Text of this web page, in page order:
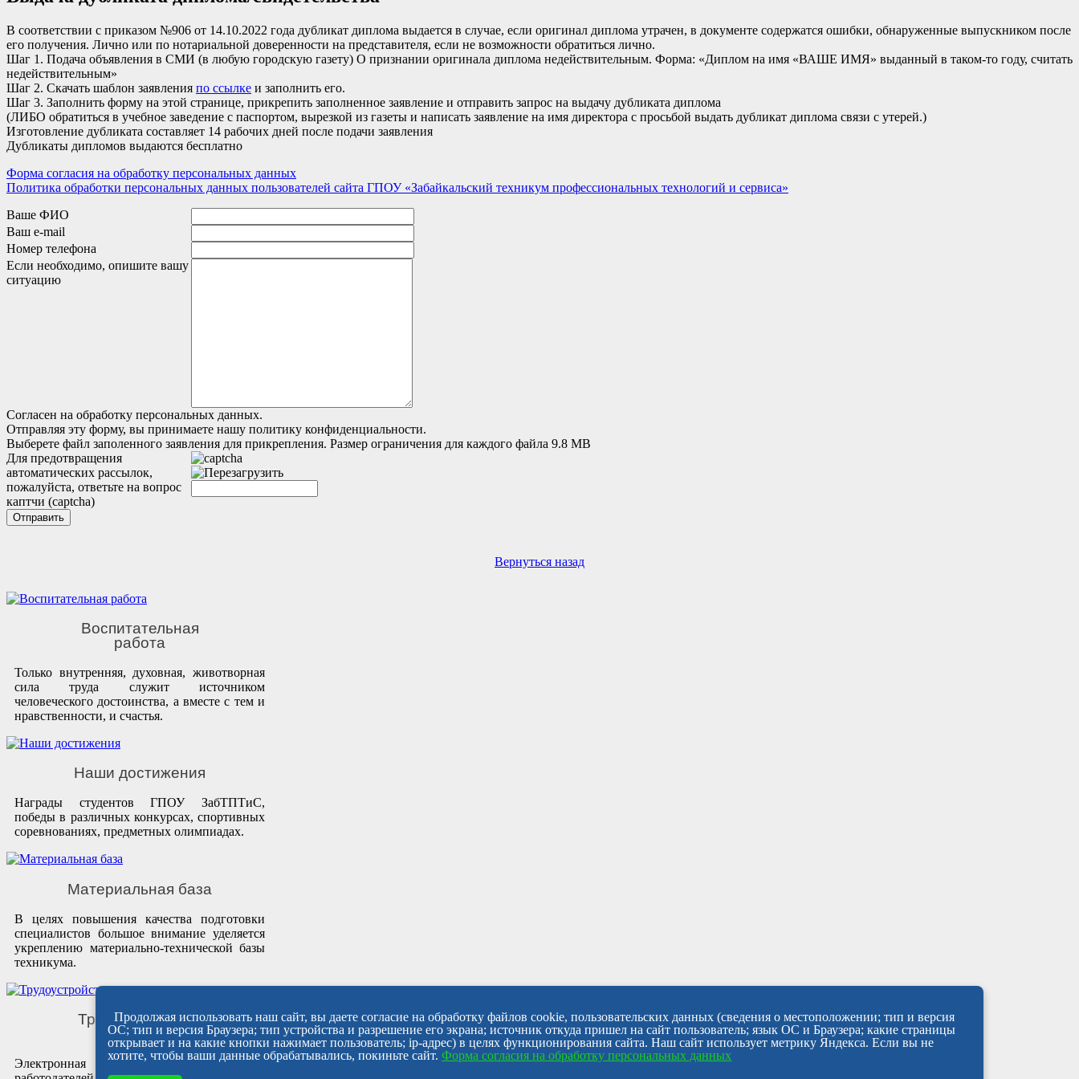
В соответствии с приказом №906 от 14.10.2022 года дубликат диплома выдается в случае, если оригинал диплома утрачен, в документе содержатся ошибки, обнаруженные выпускником после
его получения. Лично или по нотариальной доверенности на представителя, если не возможности обратиться лично.
Шаг 1. Подача объявления в СМИ (в любую городскую газету) О признании оригинала диплома недействительным. Форма: «Диплом на имя «ВАШЕ ИМЯ» выданный в таком-то году, считать
недействительным»
Шаг 2. Скачать шаблон заявления по ссылке и заполнить его.
Шаг 3. Заполнить форму на этой странице, прикрепить заполненное заявление и отправить запрос на выдачу дубликата диплома
(ЛИБО обратиться в учебное заведение с паспортом, вырезкой из газеты и написать заявление на имя директора с просьбой выдать дубликат диплома связи с утерей.)
Изготовление дубликата составляет 14 рабочих дней после подачи заявления
Дубликаты дипломов выдаются бесплатно
Форма согласия на обработку персональных данных
Политика обработки персональных данных пользователей сайта ГПОУ «Забайкальский техникум профессиональных технологий и сервиса»
Ваше ФИО
Ваш e-mail
Номер телефона
Если необходимо, опишите вашу
ситуацию
Согласен на обработку персональных данных.
Отправляя эту форму, вы принимаете нашу политику конфиденциальности.
Выберете файл заполенного заявления для прикрепления. Размер ограничения для каждого файла 9.8 MB
Для предотвращения
автоматических рассылок,
пожалуйста, ответьте на вопрос
каптчи (captcha)
Отправить
Вернуться назад
Воспитательная
работа
Только внутренняя, духовная, животворная
сила труда служит источником
человеческого достоинства, а вместе с тем и
нравственности, и счастья.
Наши достижения
Награды студентов ГПОУ ЗабТПТиС,
победы в различных конкурсах, спортивных
соревнованиях, предметных олимпиадах.
Материальная база
В целях повышения качества подготовки
специалистов большое внимание уделяется
укреплению материально-технической базы
техникума.
Трудоустройство
выпускников
Электронная биржа труда, база
Продолжая использовать наш сайт, вы даете согласие на обработку файлов cookie, пользовательских данных (сведения о местоположении; тип и версия
ОС; тип и версия Браузера; тип устройства и разрешение его экрана; источник откуда пришел на сайт пользователь; язык ОС и Браузера; какие страницы
открывает и на какие кнопки нажимает пользователь; ip-адрес) в целях функционирования сайта. Наш сайт использует метрику Яндекса. Если вы не
хотите, чтобы ваши данные обрабатывались, покиньте сайт.Форма согласия на обработку персональных данных